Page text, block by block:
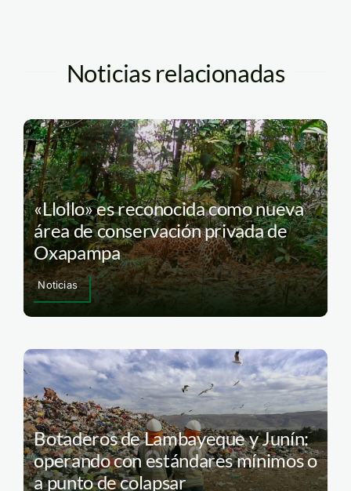
Noticias relacionadas
«Llollo» es reconocida como nueva
área de conservación privada de
Oxapampa
Noticias
Botaderos de Lambayeque y Junín:
operando con estándares mínimos o
a punto de colapsar